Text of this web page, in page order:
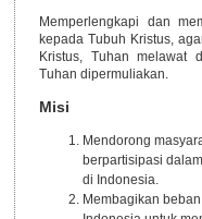
Memperlengkapi dan
kepada Tubuh Kristus,
Kristus, Tuhan melawat
Tuhan dipermuliakan.
Misi
Mendorong
berpartisipasi
di Indonesia.
Membagikan